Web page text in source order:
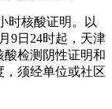
时核酸证明。以
9日24时起，天津
酸检测阴性证明和
须经单位或社区